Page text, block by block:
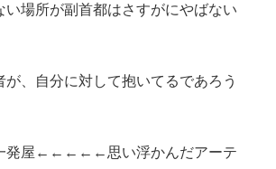
い場所が副首都はさすがにやばない
が、自分に対して抱いてるであろう
発屋←←←←←思い浮かんだアーテ